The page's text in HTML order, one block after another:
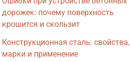
дорожек: почему поверхность
крошится и скользит
Конструкционная сталь: свойства,
марки и применение